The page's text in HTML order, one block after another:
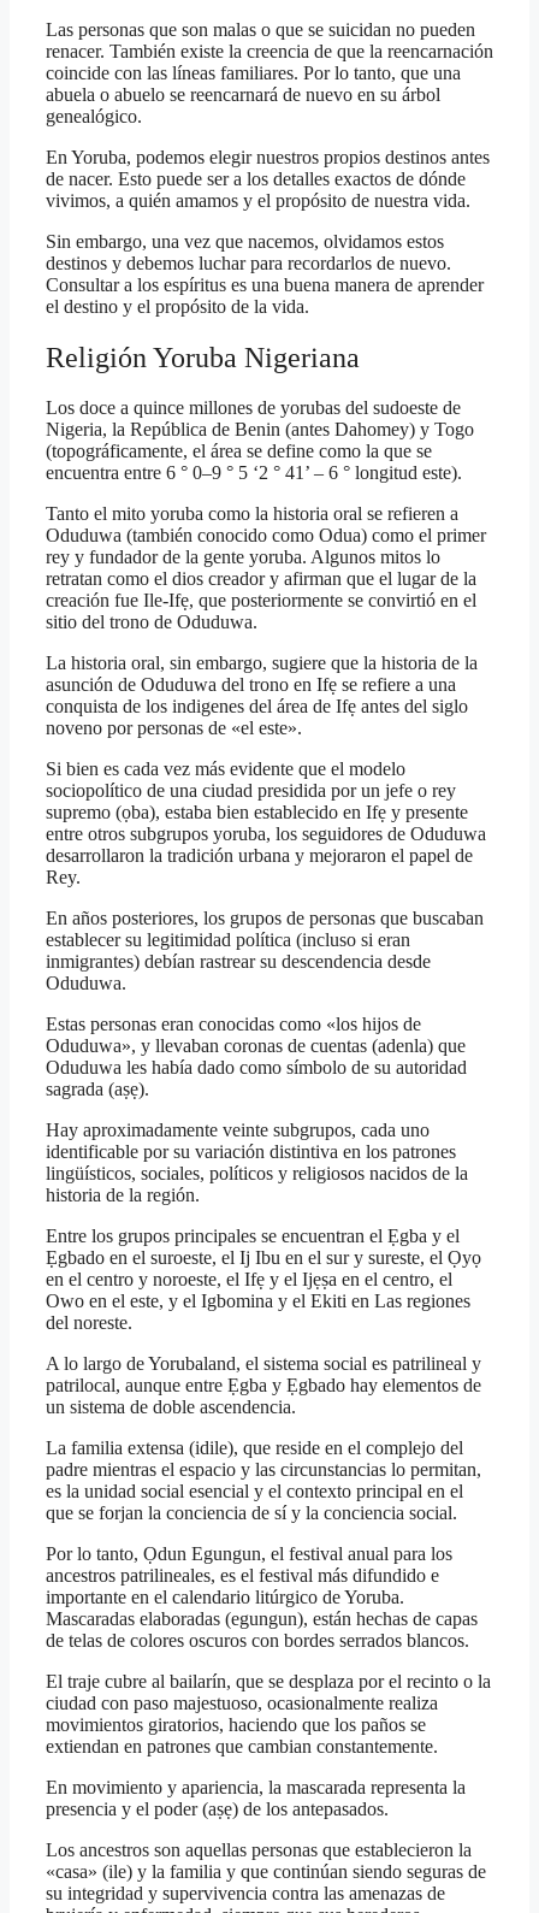
Las personas que son malas o que se suicidan no pueden
renacer. También existe la creencia de que la reencarnación
coincide con las líneas familiares. Por lo tanto, que una
abuela o abuelo se reencarnará de nuevo en su árbol
genealógico.
En Yoruba, podemos elegir nuestros propios destinos antes
de nacer. Esto puede ser a los detalles exactos de dónde
vivimos, a quién amamos y el propósito de nuestra vida.
Sin embargo, una vez que nacemos, olvidamos estos
destinos y debemos luchar para recordarlos de nuevo.
Consultar a los espíritus es una buena manera de aprender
el destino y el propósito de la vida.
Religión Yoruba Nigeriana
Los doce a quince millones de yorubas del sudoeste de
Nigeria, la República de Benin (antes Dahomey) y Togo
(topográficamente, el área se define como la que se
encuentra entre 6 ° 0–9 ° 5 ‘2 ° 41’ – 6 ° longitud este).
Tanto el mito yoruba como la historia oral se refieren a
Oduduwa (también conocido como Odua) como el primer
rey y fundador de la gente yoruba. Algunos mitos lo
retratan como el dios creador y afirman que el lugar de la
creación fue Ile-Ifẹ, que posteriormente se convirtió en el
sitio del trono de Oduduwa.
La historia oral, sin embargo, sugiere que la historia de la
asunción de Oduduwa del trono en Ifẹ se refiere a una
conquista de los indigenes del área de Ifẹ antes del siglo
noveno por personas de «el este».
Si bien es cada vez más evidente que el modelo
sociopolítico de una ciudad presidida por un jefe o rey
supremo (ọba), estaba bien establecido en Ifẹ y presente
entre otros subgrupos yoruba, los seguidores de Oduduwa
desarrollaron la tradición urbana y mejoraron el papel de
Rey.
En años posteriores, los grupos de personas que buscaban
establecer su legitimidad política (incluso si eran
inmigrantes) debían rastrear su descendencia desde
Oduduwa.
Estas personas eran conocidas como «los hijos de
Oduduwa», y llevaban coronas de cuentas (adenla) que
Oduduwa les había dado como símbolo de su autoridad
sagrada (aṣẹ).
Hay aproximadamente veinte subgrupos, cada uno
identificable por su variación distintiva en los patrones
lingüísticos, sociales, políticos y religiosos nacidos de la
historia de la región.
Entre los grupos principales se encuentran el Ẹgba y el
Ẹgbado en el suroeste, el Ij Ibu en el sur y sureste, el Ọyọ
en el centro y noroeste, el Ifẹ y el Ijẹṣa en el centro, el
Owo en el este, y el Igbomina y el Ekiti en Las regiones
del noreste.
A lo largo de Yorubaland, el sistema social es patrilineal y
patrilocal, aunque entre Ẹgba y Ẹgbado hay elementos de
un sistema de doble ascendencia.
La familia extensa (idile), que reside en el complejo del
padre mientras el espacio y las circunstancias lo permitan,
es la unidad social esencial y el contexto principal en el
que se forjan la conciencia de sí y la conciencia social.
Por lo tanto, Ọdun Egungun, el festival anual para los
ancestros patrilineales, es el festival más difundido e
importante en el calendario litúrgico de Yoruba.
Mascaradas elaboradas (egungun), están hechas de capas
de telas de colores oscuros con bordes serrados blancos.
El traje cubre al bailarín, que se desplaza por el recinto o la
ciudad con paso majestuoso, ocasionalmente realiza
movimientos giratorios, haciendo que los paños se
extiendan en patrones que cambian constantemente.
En movimiento y apariencia, la mascarada representa la
presencia y el poder (aṣẹ) de los antepasados.
Los ancestros son aquellas personas que establecieron la
«casa» (ile) y la familia y que continúan siendo seguras de
su integridad y supervivencia contra las amenazas de